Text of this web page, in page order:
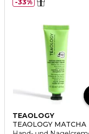
TEAOLOGY
TEAOLOGY MATCHA
33%